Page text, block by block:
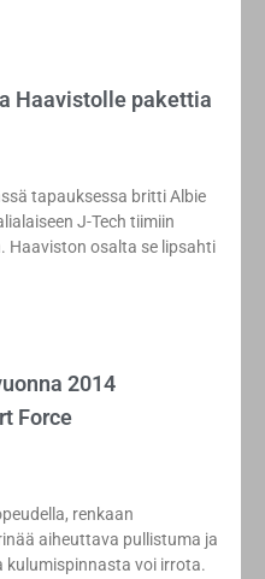
Haavistolle pakettia
tapauksessa britti Albie
J-Tech tiimiin
Haaviston osalta se lipsahti
2014
Force
renkaan
aiheuttava pullistuma ja
kulumispinnasta voi irrota.